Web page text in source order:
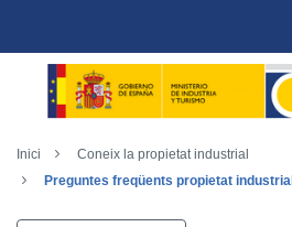
Inici
Coneix la propietat industrial
Preguntes freqüents propietat industrial